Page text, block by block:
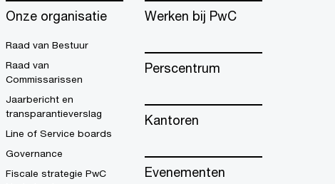
Onze organisatie
Raad van Bestuur
Raad van
Commissarissen
Jaarbericht en
transparantieverslag
Line of Service boards
Governance
Fiscale strategie PwC
Werken bij PwC
Perscentrum
Kantoren
Evenementen